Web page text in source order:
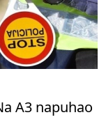
A3 napuhao